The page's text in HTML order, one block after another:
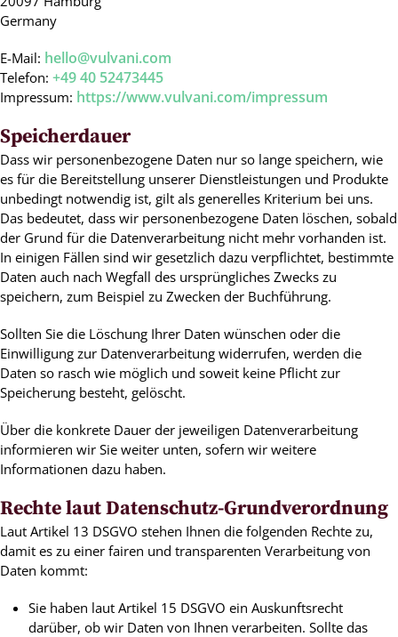
Germany
E-Mail: hello@vulvani.com
Telefon: +49 40 52473445
Impressum: https://www.vulvani.com/impressum
Speicherdauer
Dass wir personenbezogene Daten nur so lange speichern, wie
es für die Bereitstellung unserer Dienstleistungen und Produkte
unbedingt notwendig ist, gilt als generelles Kriterium bei uns.
Das bedeutet, dass wir personenbezogene Daten löschen, sobald
der Grund für die Datenverarbeitung nicht mehr vorhanden ist.
In einigen Fällen sind wir gesetzlich dazu verpflichtet, bestimmte
Daten auch nach Wegfall des ursprüngliches Zwecks zu
speichern, zum Beispiel zu Zwecken der Buchführung.
Sollten Sie die Löschung Ihrer Daten wünschen oder die
Einwilligung zur Datenverarbeitung widerrufen, werden die
Daten so rasch wie möglich und soweit keine Pflicht zur
Speicherung besteht, gelöscht.
Über die konkrete Dauer der jeweiligen Datenverarbeitung
informieren wir Sie weiter unten, sofern wir weitere
Informationen dazu haben.
Rechte laut Datenschutz-Grundverordnung
Laut Artikel 13 DSGVO stehen Ihnen die folgenden Rechte zu,
damit es zu einer fairen und transparenten Verarbeitung von
Daten kommt:
Sie haben laut Artikel 15 DSGVO ein Auskunftsrecht
darüber, ob wir Daten von Ihnen verarbeiten. Sollte das